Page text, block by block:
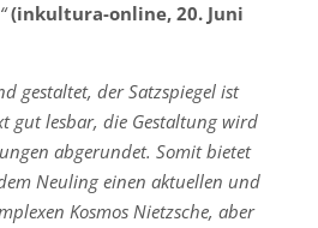
(inkultura-online, 20. Juni
gestaltet, der Satzspiegel ist
gut lesbar, die Gestaltung wird
abgerundet. Somit bietet
Neuling einen aktuellen und
Kosmos Nietzsche, aber